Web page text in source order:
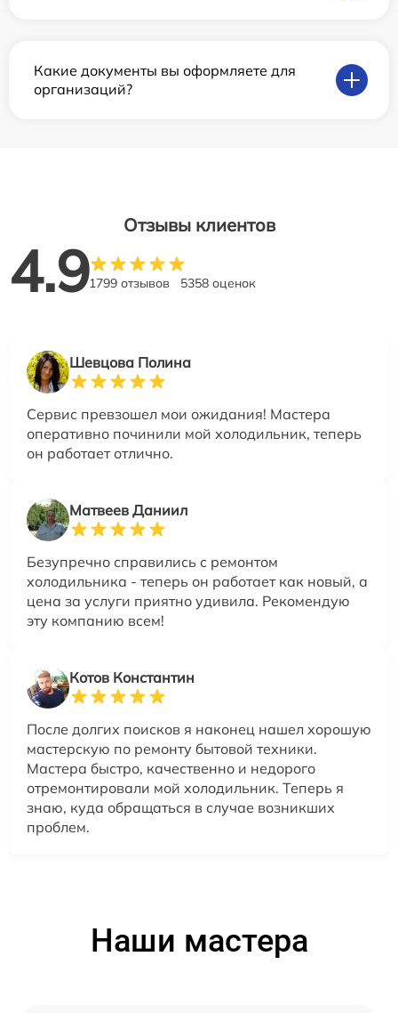
Какие документы вы оформляете для
организаций?
Отзывы клиентов
4.91799 отзывов 5358 оценок
Шевцова Полина
Сервис превзошел мои ожидания! Мастера
оперативно починили мой холодильник, теперь
он работает отлично.
Матвеев Даниил
Безупречно справились с ремонтом
холодильника - теперь он работает как новый, а
цена за услуги приятно удивила. Рекомендую
эту компанию всем!
Котов Константин
После долгих поисков я наконец нашел хорошую
мастерскую по ремонту бытовой техники.
Мастера быстро, качественно и недорого
отремонтировали мой холодильник. Теперь я
знаю, куда обращаться в случае возникших
проблем.
Наши мастера